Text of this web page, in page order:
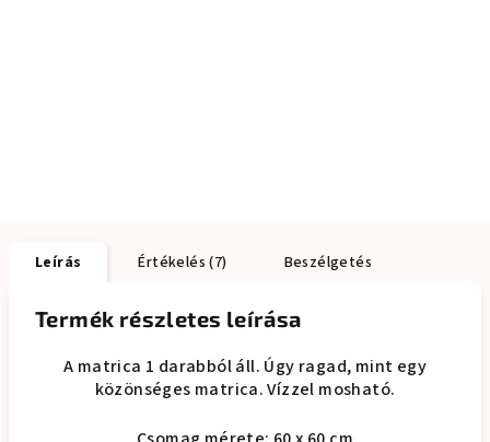
Leírás Értékelés (7) Beszélgetés
Termék részletes leírása
A matrica 1 darabból áll. Úgy ragad, mint egy
közönséges matrica. Vízzel mosható.